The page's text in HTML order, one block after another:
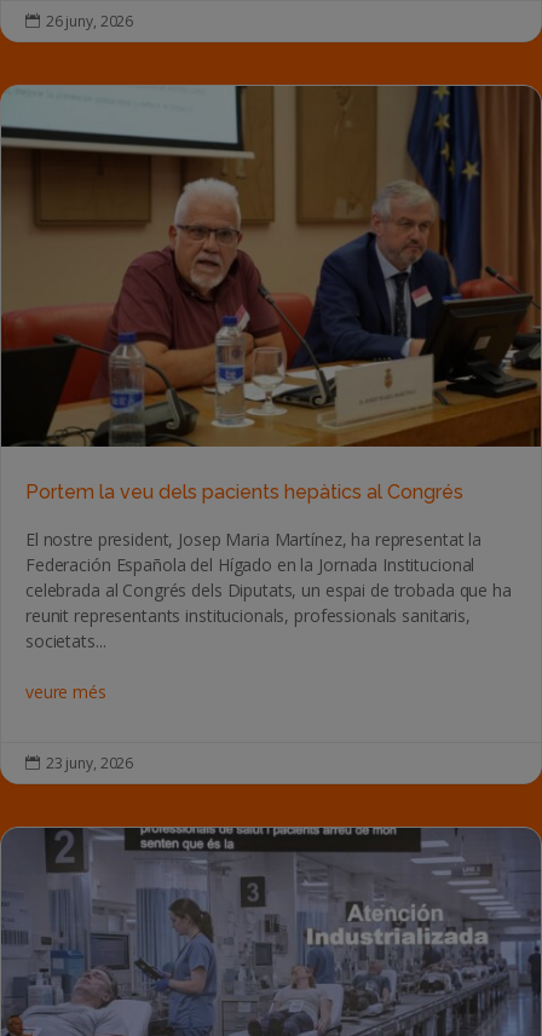
 26 juny, 2026
Portem la veu dels pacients hepàtics al Congrés
El nostre president, Josep Maria Martínez, ha representat la
Federación Española del Hígado en la Jornada Institucional
celebrada al Congrés dels Diputats, un espai de trobada que ha
reunit representants institucionals, professionals sanitaris,
societats...
veure més
 23 juny, 2026